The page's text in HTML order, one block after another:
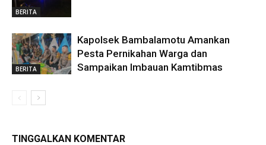
BERITA
BERITA
Kapolsek Bambalamotu Amankan
Pesta Pernikahan Warga dan
Sampaikan Imbauan Kamtibmas
TINGGALKAN KOMENTAR